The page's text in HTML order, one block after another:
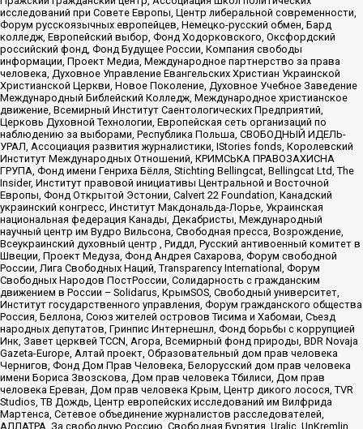
исследований при Совете Европы, Центр либеральной современности,
Форум русскоязычных европейцев, Немецко-русский обмен, Бард
колледж, Европейский выбор, Фонд Ходорковского, Оксфордский
российский фонд, Фонд Будущее России, Компания свободы
информации, Проект Медиа, Международное партнерство за права
человека, Духовное Управление Евангельских Христиан Украинской
Христианской Церкви, Новое Поколение, Духовное Учебное Заведение
Международный Библейский Колледж, Международное христианское
движение, Всемирный Институт Саентологических Предприятий,
Церковь Духовной Технологии, Европейская сеть организаций по
наблюдению за выборами, Республика Польша, СВОБОДНЫЙ ИДЕЛЬ-
УРАЛ, Ассоциация развития журналистики, IStories fonds, Королевский
Институт Международных Отношений, КРИМСЬКА ПРАВОЗАХИСНА
ГРУПА, Фонд имени Генриха Бёлля, Stichting Bellingcat, Bellingcat Ltd, The
Insider, Институт правовой инициативы Центральной и Восточной
Европы, Фонд Открытой Эстонии, Calvert 22 Foundation, Канадский
украинский конгресс, Институт Макдональда-Лорье, Украинская
национальная федерация Канады, Декабристы, Международный
научный центр им Вудро Вильсона, Свободная пресса, Возрождение,
Всеукраинский духовный центр , Риддл, Русский антивоенный комитет в
Швеции, Проект Медуза, Фонд Андрея Сахарова, Форум свободной
России, Лига Свободных Наций, Transparеncy International, Форум
Свободных Народов ПостРоссии, Солидарность с гражданским
движением в России – Solidarus, КрымSOS, Свободный университет,
Институт государственного управления, Форум гражданского общества
Россия, Беллона, Союз жителей островов Тисима и Хабомаи, Съезд
народных депутатов, Гринпис Интернешнл, Фонд борьбы с коррупцией
Инк, Завет церквей TCCN, Агора, Всемирный фонд природы, BDR Novaja
Gazeta-Europe, Алтай проект, Образовательный дом прав человека
Чернигов, Фонд Дом Прав Человека, Белорусский дом прав человека
имени Бориса Звозскова, Дом прав человека Тбилиси, Дом прав
человека Ереван, Дом прав человека Крым, Центр дикого лосося, TVR
Studios, ТВ Дождь, Центр европейских исследований им Вилфрида
Мартенса, Сетевое объединение журналистов расследователей,
АЛЛАТРА, За свободную Россию, Свободная Бурятия, Uralic, UnKremlin,